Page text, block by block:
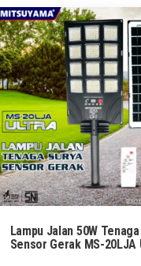
Lampu Jalan 50W
Sensor Gerak MS-20LJA